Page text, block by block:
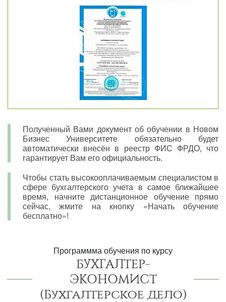
Полученный Вами документ об обучении в Новом
Бизнес Университете обязательно будет
автоматически внесён в реестр ФИС ФРДО, что
гарантирует Вам его официальность.
Чтобы стать высокооплачиваемым специалистом в
сфере бухгалтерского учета в самое ближайшее
время, начните дистанционное обучение прямо
сейчас, жмите на кнопку «Начать обучение
бесплатно»!
Программма обучения по курсу
БУХГАЛТЕР-
ЭКОНОМИСТ
(Бухгалтерское дело)